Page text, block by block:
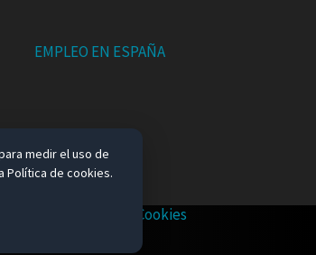
EMPLEO EN ESPAÑA
Política de Cookies
medir el uso de
Política de cookies.